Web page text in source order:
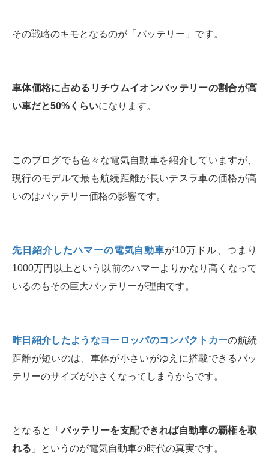
その戦略のキモとなるのが「バッテリー」です。
車体価格に占めるリチウムイオンバッテリーの割合が高
い車だと50%くらいになります。
このブログでも色々な電気自動車を紹介していますが、
現行のモデルで最も航続距離が長いテスラ車の価格が高
いのはバッテリー価格の影響です。
先日紹介したハマーの電気自動車が10万ドル、つまり
1000万円以上という以前のハマーよりかなり高くなって
いるのもその巨大バッテリーが理由です。
昨日紹介したようなヨーロッパのコンパクトカーの航続
距離が短いのは、車体が小さいがゆえに搭載できるバッ
テリーのサイズが小さくなってしまうからです。
となると「バッテリーを支配できれば自動車の覇権を取
れる 」というのが電気自動車の時代の真実です。